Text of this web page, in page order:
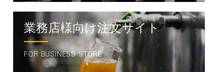
業務店様向け注文サイト
FOR BUSINESS STORE